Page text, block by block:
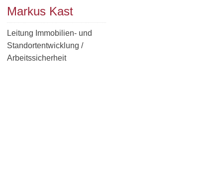
Markus Kast
Leitung Immobilien- und
Standortentwicklung /
Arbeitssicherheit